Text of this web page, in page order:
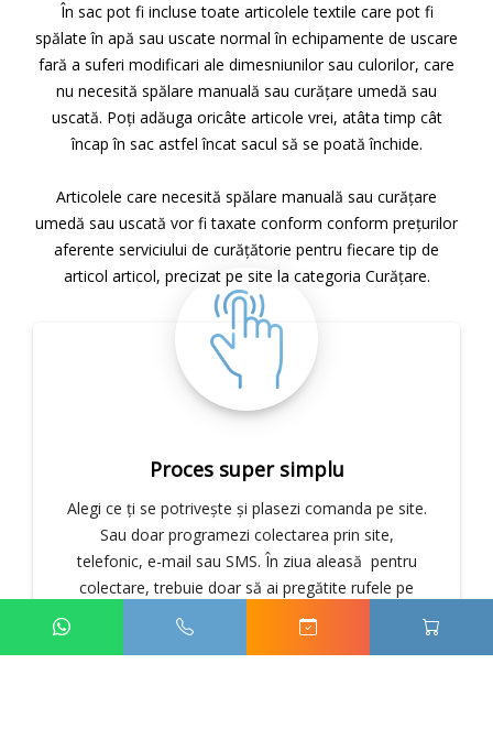
În sac pot fi incluse toate articolele textile care pot fi
spălate în apă sau uscate normal în echipamente de uscare
fară a suferi modificari ale dimesniunilor sau culorilor, care
nu necesită spălare manuală sau curățare umedă sau
uscată. Poți adăuga oricâte articole vrei, atâta timp cât
încap în sac astfel încat sacul să se poată închide.
Articolele care necesită spălare manuală sau curățare
umedă sau uscată vor fi taxate conform conform prețurilor
aferente serviciului de curățătorie pentru fiecare tip de
articol articol, precizat pe site la categoria Curățare.
Proces super simplu
Alegi ce ţi se potriveşte şi plasezi comanda pe site.
Sau doar programezi colectarea prin site,
telefonic, e-mail sau SMS. În ziua aleasă pentru
colectare, trebuie doar să ai pregătite rufele pe
care vrei să le spălăm. Nu-ți face griji că vei uita, iți
reamintim noi ! În momentul programării colectarii